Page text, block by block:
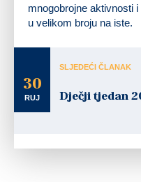
mnogobrojne aktivnosti
u velikom broju na iste.
30
RUJ
SLJEDEĆI ČLANAK
Dječji tjedan